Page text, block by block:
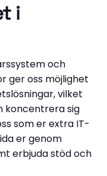
i
och
ger oss möjlighet
vilket
koncentrera sig
som er extra IT-
er genom
erbjuda stöd och